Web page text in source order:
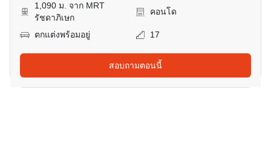
1,090 ม. จาก MRT
รัชดาภิเษก
คอนโด
ตกแต่งพร้อมอยู่ 17
สอบถามตอนนี้